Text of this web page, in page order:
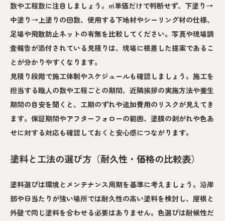
数や工程数に注目しましょう。㎡単価だけで判断せず、下塗り→
中塗り→上塗りの回数、使用する下地材やシーリング材の仕様、
足場や飛散防止ネットの有無を比較してください。写真や現場調
査報告が添付されている見積りは、現場に根差した提案であるこ
とが分かりやすくなります。
見積り段階で施工体制やスケジュールも確認しましょう。施工を
担当する職人の数や工程ごとの期間、近隣挨拶の実施方法や養生
期間の目安を聞くと、工期のずれや追加費用のリスクが見えてき
ます。保証期間やアフターフォローの範囲、塗膜の剥がれや色あ
せに対する対応も確認しておくと安心感につながります。
塗料と工法の選び方（耐久性・価格の比較表）
塗料選びは環境とメンテナンス周期を基準に考えましょう。沿岸
部や日当たりが強い場所では耐久性の高い塗料を検討し、屋根と
外壁で同じ塗料を合わせる必要はありません。色選びは耐候性だ